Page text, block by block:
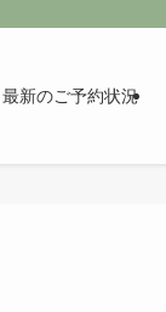
最新のご予約状況